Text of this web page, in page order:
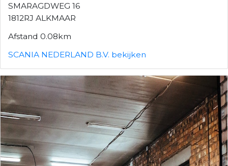
SMARAGDWEG 16
1812RJ ALKMAAR
Afstand 0.08km
SCANIA NEDERLAND B.V. bekijken